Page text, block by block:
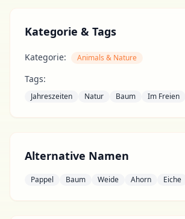
Kategorie & Tags
Kategorie: Animals & Nature
Tags:
Jahreszeiten Natur Baum Im Freien
Alternative Namen
Pappel Baum Weide Ahorn Eiche